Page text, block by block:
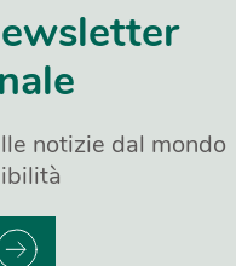
notizie dal mondo